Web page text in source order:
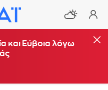
και Εύβοια λόγω